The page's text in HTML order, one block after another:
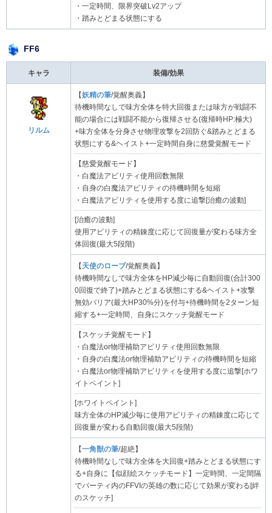
・一定時間、限界突破Lv2アップ
・踏みとどまる状態にする
FF6
キャラ 装備/効果
リルム
【妖精の筆/覚醒奥義】
待機時間なしで味方全体を特大回復または味方が戦闘不
能の場合には戦闘不能から復帰させる(復帰時HP:極大)
+味方全体を分身させ物理攻撃を2回防ぐ&踏みとどまる
状態にする&ヘイスト+一定時間自身に慈愛覚醒モード
【慈愛覚醒モード】
・白魔法アビリティ使用回数無限
・自身の白魔法アビリティの待機時間を短縮
・白魔法アビリティを使用する度に追撃[治癒の波動]
[治癒の波動]
使用アビリティの精錬度に応じて回復量が変わる味方全
体回復(最大5段階)
【 天使のローブ/覚醒奥義】
待機時間なしで味方全体をHP減少毎に自動回復(合計300
0回復で終了)+踏みとどまる状態にする&ヘイスト+攻撃
無効バリア(最大HP30%分)を付与+待機時間を2ターン短
縮する+一定時間、自身にスケッチ覚醒モード
【スケッチ覚醒モード】
・白魔法or物理補助アビリティ使用回数無限
・自身の白魔法or物理補助アビリティの待機時間を短縮
・白魔法or物理補助アビリティを使用する度に追撃[ホワ
イトペイント]
[ホワイトペイント]
味方全体のHP減少毎に使用アビリティの精錬度に応じて
回復量が変わる自動回復(最大5段階)
【一角獣の筆/超絶】
待機時間なしで味方全体を大回復+踏みとどまる状態にす
る+自身に【似顔絵スケッチモード】一定時間、一定間隔
でパーティ内のFFVIの英雄の数に応じて効果が変わる[絆
のスケッチ]